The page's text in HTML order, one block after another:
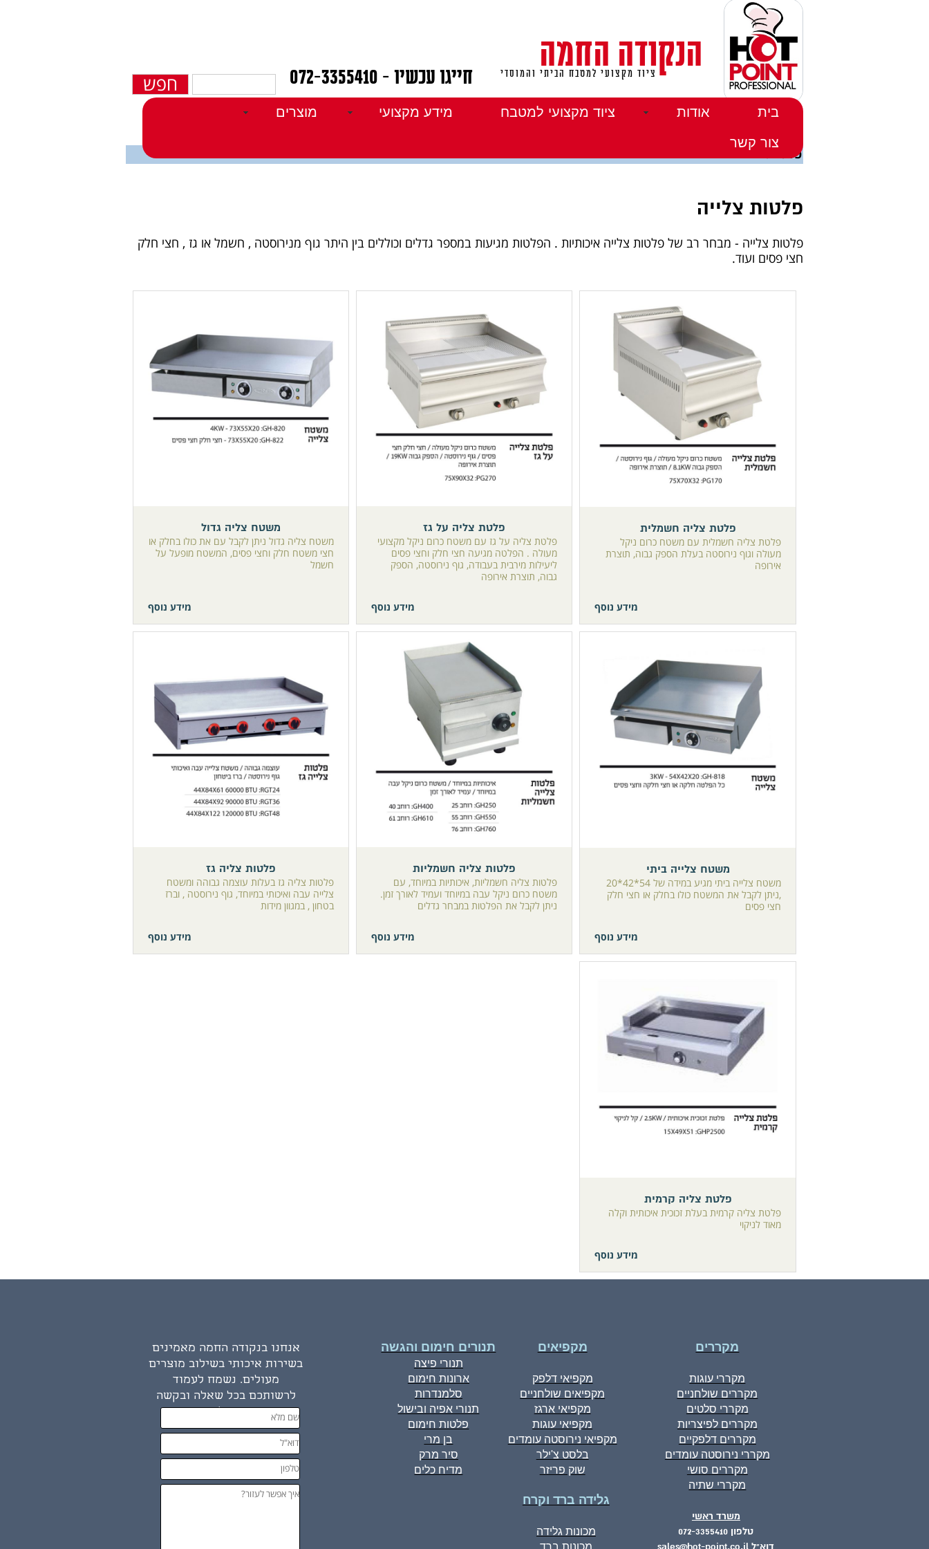
בית אודות ציוד מקצועי למטבח מידע מקצועי
מוצרים
צור קשר
חייגו עכשיו - 072-3355410 חפש
הנקודה החמה
ציוד מקצועי למטבח הביתי והמוסדי
דף הבית >>מוצרים>>
פלטות צליה
פלטות צלייה
פלטות צלייה - מבחר רב של פלטות צלייה איכותיות . הפלטות מגיעות במספר גדלים וכוללים בין היתר גוף מנירוסטה , חשמל או גז , חצי חלק
חצי פסים ועוד.
פלטת צליה חשמלית
פלטת צליה חשמלית עם משטח כרום ניקל
מעולה וגוף נירוסטה בעלת הספק גבוה, תוצרת
אירופה
מידע נוסף
פלטת צליה על גז
פלטת צליה על גז עם משטח כרום ניקל מקצועי
מעולה . הפלטה מגיעה חצי חלק וחצי פסים
ליעילות מירבית בעבודה, גוף נירוסטה, הספק
גבוה, תוצרת אירופה
מידע נוסף
משטח צליה גדול
משטח צליה גדול ניתן לקבל עם את כולו בחלק או
חצי משטח חלק וחצי פסים, המשטח מופעל על
חשמל
מידע נוסף
משטח צלייה ביתי
משטח צלייה ביתי מגיע במידה של 54*42*20
,ניתן לקבל את המשטח כולו בחלק או חצי חלק
חצי פסים
מידע נוסף
פלטות צליה חשמליות
פלטות צליה חשמליות, איכותיות במיוחד, עם
משטח כרום ניקל עבה במיוחד ועמיד לאורך זמן.
ניתן לקבל את הפלטות במבחר גדלים
מידע נוסף
פלטות צליה גז
פלטות צליה גז בעלות עוצמה גבוהה ומשטח
צלייה עבה ואיכותי במיוחד, גוף נירוסטה , וברז
בטחון , במגוון מידות
מידע נוסף
פלטת צליה קרמית
פלטת צליה קרמית בעלת זכוכית איכותית וקלה
מאוד לניקוי
מידע נוסף
משרד ראשי
טלפון 072-3355410
דוא"ל sales@hot-point.co.il
אנחנו בנקודה החמה מאמינים
בשירות איכותי בשילוב מוצרים
מעולים. נשמח לעמוד
לרשותכם בכל שאלה ובקשה
שיש לכם.
מקררים
מקררי עוגות
מקררים שולחניים
מקררי סלטים
מקררים לפיצריות
מקררים דלפקיים
מקררי נירוסטה עומדים
מקררים סושי
מקררי שתיה
מקפיאים
מקפיאי דלפק
מקפיאים שולחניים
מקפיאי ארגז
מקפיאי עוגות
מקפיאי נירוסטה עומדים
בלסט צ'ילר
שוק פריזר
גלידה ברד וקרח
מכונות גלידה
מכונות ברד
תנורים חימום והגשה
תנורי פיצה
ארונות חימום
סלמנדרות
תנורי אפיה ובישול
פלטות חימום
בן מרי
סיר מרק
מדיח כלים